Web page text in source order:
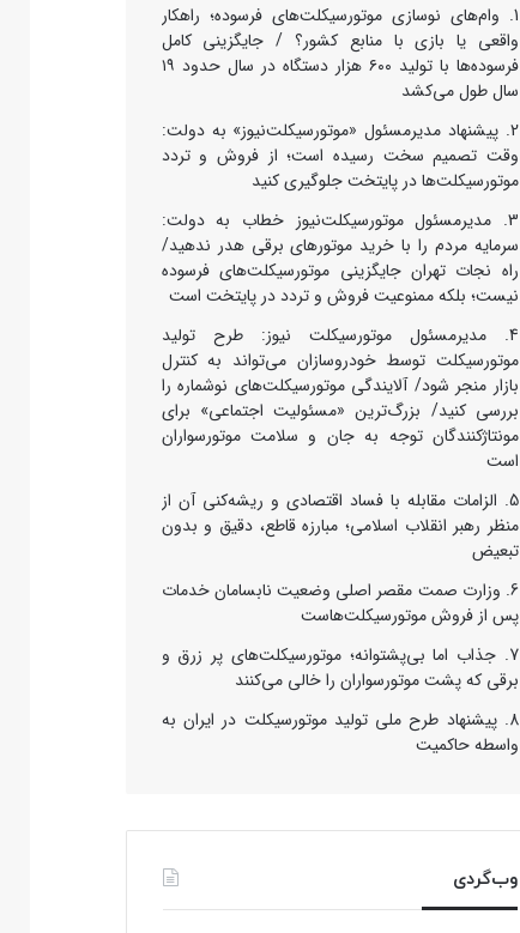
وام‌های نوسازی موتورسیکلت‌های فرسوده؛ راهکار
واقعی یا بازی با منابع کشور؟ / جایگزینی کامل
فرسوده‌ها با تولید ۶۰۰ هزار دستگاه در سال حدود ۱۹
سال طول می‌کشد
پیشنهاد مدیرمسئول «موتورسیکلت‌نیوز» به دولت:
وقت تصمیم سخت رسیده است؛ از فروش و تردد
موتورسیکلت‌ها در پایتخت جلوگیری کنید
مدیرمسئول موتورسیکلت‌نیوز خطاب به دولت:
سرمایه مردم را با خرید موتورهای برقی هدر ندهید/
راه نجات تهران جایگزینی موتورسیکلت‌های فرسوده
نیست؛ بلکه ممنوعیت فروش و تردد در پایتخت است
مدیرمسئول موتورسیکلت نیوز: طرح تولید
موتورسیکلت توسط خودروسازان می‌تواند به کنترل
بازار منجر شود/ آلایندگی موتورسیکلت‌های نوشماره را
بررسی کنید/ بزرگ‌ترین «مسئولیت اجتماعی» برای
مونتاژکنندگان توجه به جان و سلامت موتورسواران
است
الزامات مقابله با فساد اقتصادی و ریشه‌کنی آن از
منظر رهبر انقلاب اسلامی؛ مبارزه قاطع، دقیق و بدون
تبعیض
وزارت صمت مقصر اصلی وضعیت نابسامان خدمات
پس از فروش موتورسیکلت‌هاست
جذاب اما بی‌پشتوانه؛ موتورسیکلت‌های پر زرق‌ و
برقی که پشت موتورسواران را خالی می‌کنند
پیشنهاد طرح ملی تولید موتورسیکلت در ایران به
واسطه حاکمیت
وب‌گردی